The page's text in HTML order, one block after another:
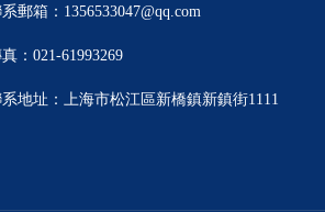
郵箱： 1356533047@qq.com
：021-61993269
地址：上海市松江區新橋鎮新鎮街1111